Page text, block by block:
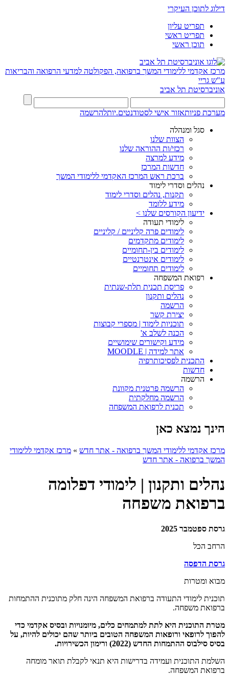
דילוג לתוכן העיקרי
תפריט עליון
תפריט ראשי
תוכן ראשי
מרכז אקדמי ללימודי המשך ברפואה, הפקולטה למדעי הרפואה והבריאות
ע"ש גריי
אוניברסיטת תל אביב
מערכת פניותאזור אישי לסטודנטים.יותלהרשמה
סגל ומנהלה
הצוות שלנו
רכזי/ות ההוראה שלנו
מידע למרצה
חדשות המרכז
ברכת ראש המרכז האקדמי ללימודי המשך
נהלים וסדרי לימוד
תקנות, נהלים וסדרי לימוד
מידע ללומד
ידיעון הקורסים שלנו >
לימודי תעודה
לימודים פרה קליניים / קליניים
לימודים מתקדמים
לימודים בין-תחומיים
לימודים אינטרנטיים
לימודים תחומיים
רפואת המשפחה
פריסת תכנית תלת-שנתית
נהלים ותקנון
הרשמה
יצירת קשר
תוכניות לימוד | מספרי קבוצות
הכנה לשלב א'
מידע וקישורים שימושיים
אתר למידה | MOODLE
התכנית לפסיכותרפיה
חדשות
הרשמה
הרשמה פרטנית מקוונת
הרשמה מחלקתית
תכנית לרפואת המשפחה
הינך נמצא כאן
מרכז אקדמי ללימודי המשך ברפואה - אתר חדש » מרכז אקדמי ללימודי
המשך ברפואה - אתר חדש
נהלים ותקנון | לימודי דפלומה
ברפואת משפחה
גרסת ספטמבר 2025
הרחב הכל
גרסת הדפסה
מבוא ומטרות
תוכנית לימודי התעודה ברפואת המשפחה הינה חלק מתוכנית ההתמחות
ברפואת משפחה.
מטרת התוכנית היא לתת למתמחים כלים, מיומנויות ובסיס אקדמי כדי
להפוך לרופאי ורופאות המשפחה הטובים ביותר שהם יכולים להיות, על
בסיס סילבוס ההתמחות החדש (2022) ורימון הכשירויות.
השלמת התוכנית ועמידה בדרישות היא תנאי לקבלת תואר מומחה
ברפואת המשפחה.